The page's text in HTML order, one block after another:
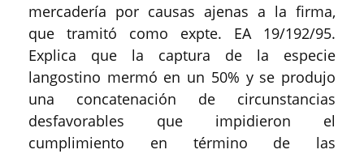
mercadería por causas ajenas a la firma,
que tramitó como expte. EA 19/192/95.
Explica que la captura de la especie
langostino mermó en un 50% y se produjo
una concatenación de circunstancias
desfavorables que impidieron el
cumplimiento en término de las